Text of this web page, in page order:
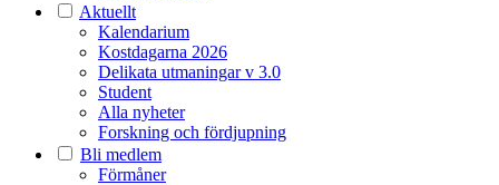
Aktuellt
Kalendarium
Kostdagarna 2026
Delikata utmaningar v 3.0
Student
Alla nyheter
Forskning och fördjupning
Bli medlem
Förmåner